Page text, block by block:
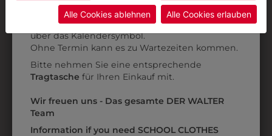
DAMENHOSE OHNE
BUND
€ 93,90
DAMEN-CHINO RF
€ 80,90
ZULETZT ANGESEHEN
Daten ohne Klagemöglichkeit für Europäer überwachen.
Datenschutzerklärungbzw. im
Alle Cookies ablehnen Alle Cookies erlauben
Kategorie und die richtige Schule auswählen.
AnprobeVorort im Geschäft: Termin buchen
über das Kalendersymbol.
Ohne Termin kann es zu Wartezeiten kommen.
Bitte nehmen Sie eine entsprechende
Tragtasche für Ihren Einkauf mit.
Wir freuen uns - Das gesamte DER WALTER
Team
Information if you need SCHOOL CLOTHES